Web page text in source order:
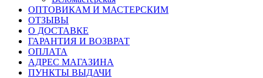
ОПТОВИКАМ И МАСТЕРСКИМ
ОТЗЫВЫ
О ДОСТАВКЕ
ГАРАНТИЯ И ВОЗВРАТ
ОПЛАТА
АДРЕС МАГАЗИНА
ПУНКТЫ ВЫДАЧИ